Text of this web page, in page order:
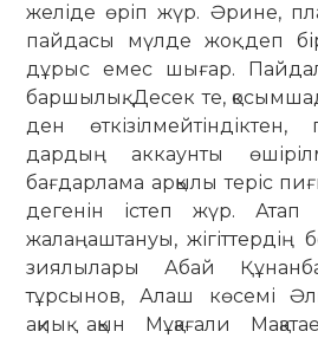
желіде өріп жүр. Әрине,
пай­дасы мүлде жоқ деп
дұрыс емес шығар.
баршылық. Де­сек те,
ден өткізілмейтіндіктен,
дардың аккаунты
бағдарлама арқылы теріс
дегенін істеп жүр. Атап
жалаңаш­та­нуы, жі­гіт­тердің
зия­лылары Абай
тұрсынов, Алаш көсемі
ақиық ақын Мұқағали